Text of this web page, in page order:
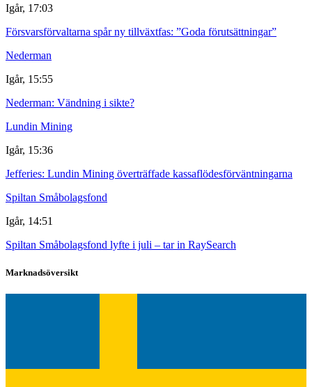
Igår, 17:03
Försvarsförvaltarna spår ny tillväxtfas: ”Goda förutsättningar”
Nederman
Igår, 15:55
Nederman: Vändning i sikte?
Lundin Mining
Igår, 15:36
Jefferies: Lundin Mining överträffade kassaflödesförväntningarna
Spiltan Småbolagsfond
Igår, 14:51
Spiltan Småbolagsfond lyfte i juli – tar in RaySearch
Marknadsöversikt